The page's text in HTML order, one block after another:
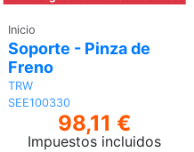
Inicio
Soporte - Pinza de
Freno
TRW
SEE100330
98,11 €
Impuestos incluidos